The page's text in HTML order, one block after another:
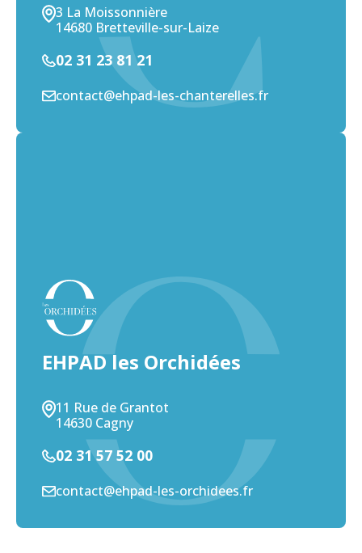
3 La Moissonnière
14680 Bretteville-sur-Laize
02 31 23 81 21
contact@ehpad-les-chanterelles.fr
EHPAD les Orchidées
11 Rue de Grantot
14630 Cagny
02 31 57 52 00
contact@ehpad-les-orchidees.fr